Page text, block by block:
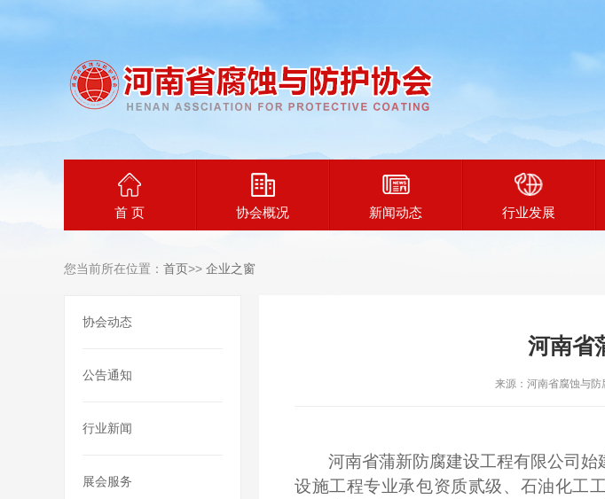
首 页 协会概况 新闻动态 行业发展
您当前所在位置： 首页>> 企业之窗
协会动态
公告通知
行业新闻
展会服务
河南省
来源：河南省腐蚀与防
河南省蒲新防腐建设工程有限公司始
设施工程专业承包资质贰级、石油化工